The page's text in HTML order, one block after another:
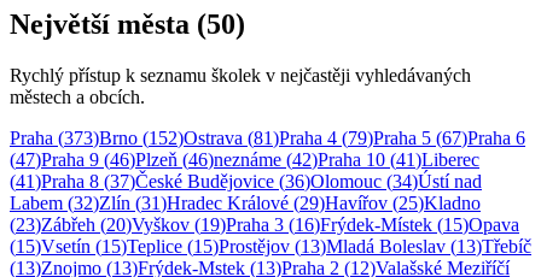
Největší města (50)
Rychlý přístup k seznamu školek v nejčastěji vyhledávaných
městech a obcích.
Praha (373)Brno (152)Ostrava (81)Praha 4 (79)Praha 5 (67)Praha 6
(47)Praha 9 (46)Plzeň (46)neznáme (42)Praha 10 (41)Liberec
(41)Praha 8 (37)České Budějovice (36)Olomouc (34)Ústí nad
Labem (32)Zlín (31)Hradec Králové (29)Havířov (25)Kladno
(23)Zábřeh (20)Vyškov (19)Praha 3 (16)Frýdek-Místek (15)Opava
(15)Vsetín (15)Teplice (15)Prostějov (13)Mladá Boleslav (13)Třebíč
(13)Znojmo (13)Frýdek-Mstek (13)Praha 2 (12)Valašské Meziříčí